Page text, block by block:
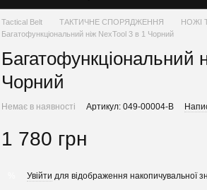
Tactical Belt ТАКТИЧНЕ СПОРЯДЖЕННЯ
НОЖІ
Багатофункціональний ніж NexTool 3 в 1 Чорний
Багатофункціональний
Чорний
Немає в наявності Артикул: 049-00004-B
1 780 грн
Увійти для відображення накопичувальної